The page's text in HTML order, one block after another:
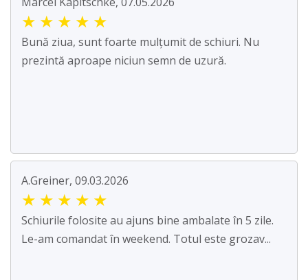
★ ★ ★ ★ ★
Bună ziua, sunt foarte mulțumit de schiuri. Nu
prezintă aproape niciun semn de uzură.
A.Greiner, 09.03.2026
★ ★ ★ ★ ★
Schiurile folosite au ajuns bine ambalate în 5 zile.
Le-am comandat în weekend. Totul este grozav...